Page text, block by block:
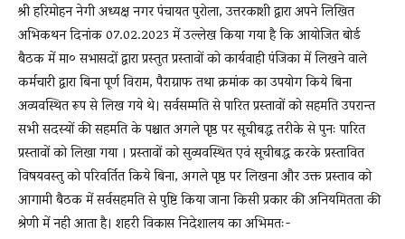
श्री हरिमोहन नेगी अध्यक्ष नगर पंचायत पुरोला, उत्तरकाशी द्वारा अपने लिखित
अभिकथन दिनांक 07.02.2023 में उल्लेख किया गया है कि आयोजित बोर्ड
बैठक में मा० सभासदों द्वारा प्रस्तुत प्रस्तावों को कार्यवाही पंजिका में लिखने वाले
कर्मचारी द्वारा बिना पूर्ण विराम, पैराग्राफ तथा क्रमांक का उपयोग किये बिना
अव्यवस्थित रूप से लिख गये थे। सर्वसम्मति से पारित प्रस्तावों को सहमति उपरान्त
सभी सदस्यों की सहमति के पश्चात अगले पृष्ठ पर सूचीबद्ध तरीके से पुनः पारित
प्रस्तावों को लिखा गया । प्रस्तावों को सुव्यवस्थित एवं सूचीबद्ध करके प्रस्तावित
विषयवस्तु को परिवर्तित किये बिना, अगले पृष्ठ पर लिखना और उक्त प्रस्ताव को
आगामी बैठक में सर्वसहमति से पुष्टि किया जाना किसी प्रकार की अनियमितता की
श्रेणी में नही आता है। शहरी विकास निदेशालय का अभिमतः-